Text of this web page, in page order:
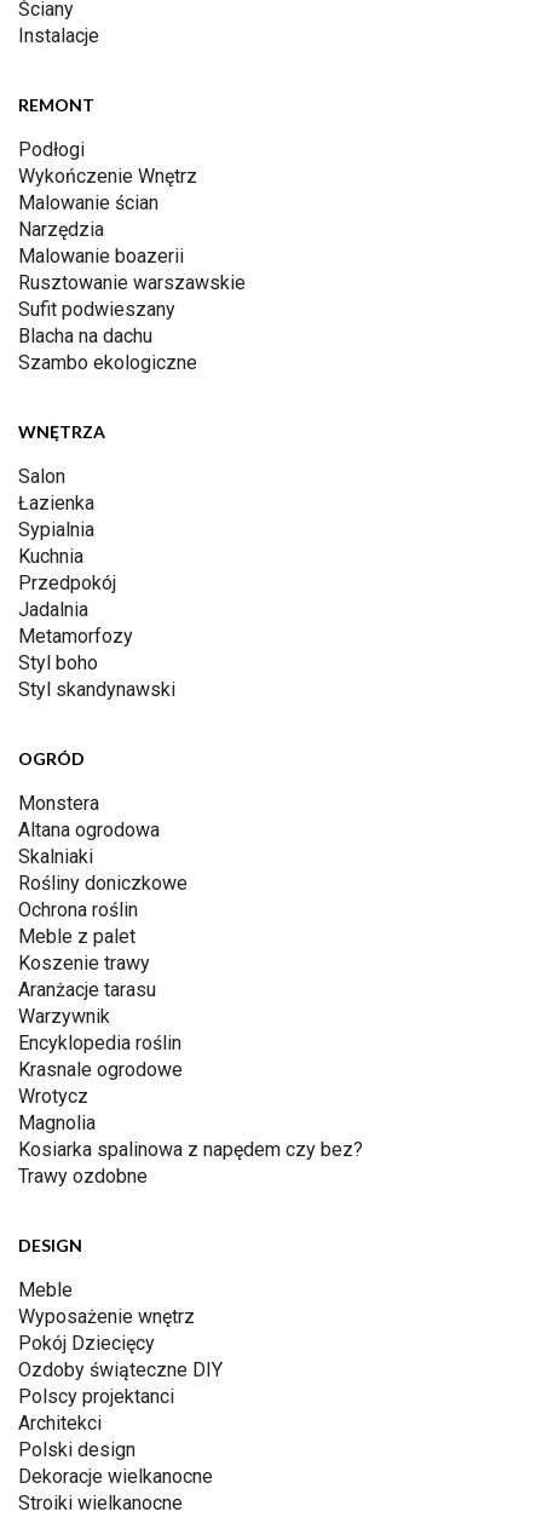
Ściany
Instalacje
REMONT
Podłogi
Wykończenie Wnętrz
Malowanie ścian
Narzędzia
Malowanie boazerii
Rusztowanie warszawskie
Sufit podwieszany
Blacha na dachu
Szambo ekologiczne
WNĘTRZA
Salon
Łazienka
Sypialnia
Kuchnia
Przedpokój
Jadalnia
Metamorfozy
Styl boho
Styl skandynawski
OGRÓD
Monstera
Altana ogrodowa
Skalniaki
Rośliny doniczkowe
Ochrona roślin
Meble z palet
Koszenie trawy
Aranżacje tarasu
Warzywnik
Encyklopedia roślin
Krasnale ogrodowe
Wrotycz
Magnolia
Kosiarka spalinowa z napędem czy bez?
Trawy ozdobne
DESIGN
Meble
Wyposażenie wnętrz
Pokój Dziecięcy
Ozdoby świąteczne DIY
Polscy projektanci
Architekci
Polski design
Dekoracje wielkanocne
Stroiki wielkanocne